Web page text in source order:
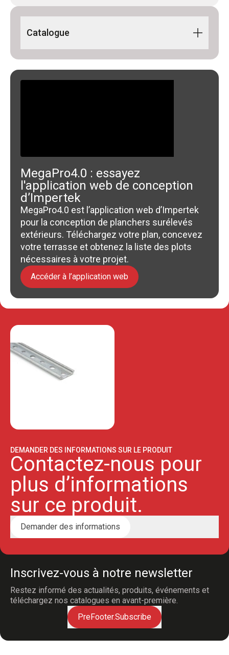
Catalogue
Building Line 2024 FR-DE
MegaPro4.0 : essayez
l'application web de conception
d’Impertek
MegaPro4.0 est l’application web d’Impertek
pour la conception de planchers surélevés
extérieurs. Téléchargez votre plan, concevez
votre terrasse et obtenez la liste des plots
nécessaires à votre projet.
Accéder à l’application web
DEMANDER DES INFORMATIONS SUR LE PRODUIT
Contactez-nous pour
plus d’informations
sur ce produit.
Demander des informations
Inscrivez-vous à notre newsletter
Restez informé des actualités, produits, événements et
téléchargez nos catalogues en avant-première.
PreFooter.Subscribe